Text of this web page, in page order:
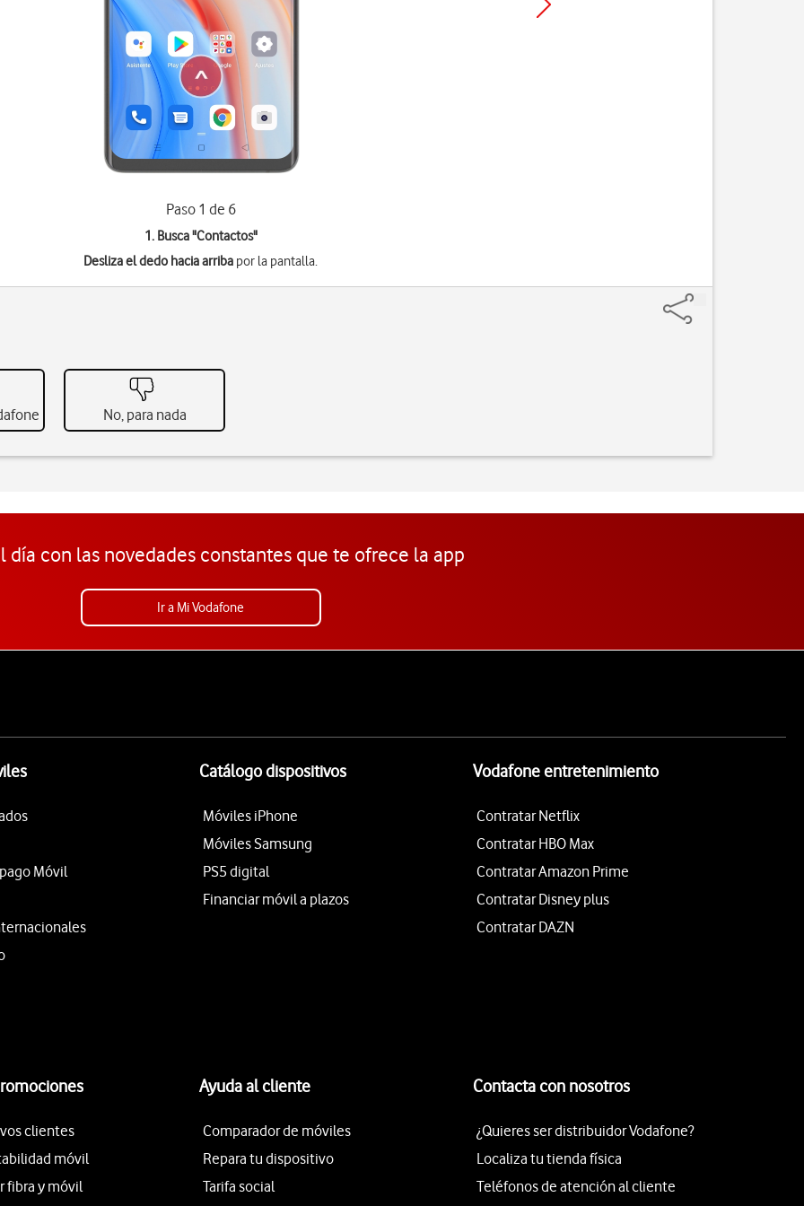
Paso 1 de 6
1. Busca "Contactos"
Desliza el dedo hacia arriba por la pantalla.
No, para nada
día con las novedades constantes que te ofrece la app
Ir a Mi Vodafone
Móvil
Catálogo dispositivos
Móviles iPhone
Móviles Samsung
PS5 digital
Financiar móvil a plazos
Vodafone entretenimiento
Contratar Netflix
Contratar HBO Max
Contratar Amazon Prime
Contratar Disney plus
Contratar DAZN
clientes
móvil
fibra y móvil
Ayuda al cliente
Comparador de móviles
Repara tu dispositivo
Tarifa social
Contacta con nosotros
¿Quieres ser distribuidor Vodafone?
Localiza tu tienda física
Teléfonos de atención al cliente